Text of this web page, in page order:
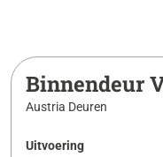
Binnendeur
Austria Deuren
Uitvoering